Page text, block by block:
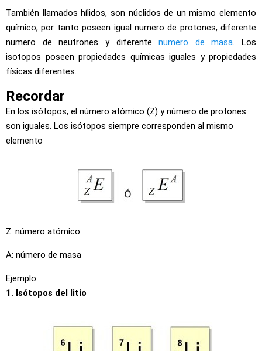
También llamados hílidos, son núclidos de un mismo elemento
químico, por tanto poseen igual numero de protones, diferente
numero de neutrones y diferentenumero de masa. Los
isotopos poseen propiedades químicas iguales y propiedades
físicas diferentes.
Recordar
En los isótopos, el número atómico (Z) y número de protones
son iguales. Los isótopos siempre corresponden al mismo
elemento
Z: número atómico
A: número de masa
Ejemplo
1. Isótopos del litio